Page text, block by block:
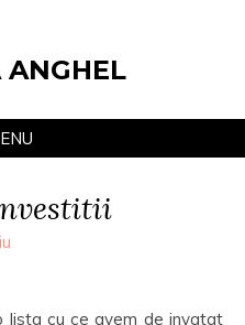
ANGHEL
lista cu ce avem de invatat